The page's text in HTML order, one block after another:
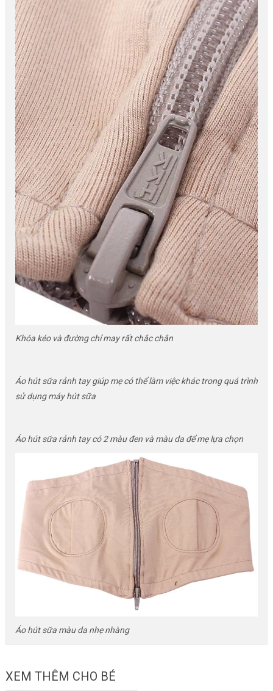
Khóa kéo và đường chỉ may rất chắc chắn
Áo hút sữa rảnh tay giúp mẹ có thể làm việc khác trong quá trình
sử dụng máy hút sữa
Áo hút sữa rảnh tay có 2 màu đen và màu da để mẹ lựa chọn
Áo hút sữa màu da nhẹ nhàng
XEM THÊM CHO BÉ